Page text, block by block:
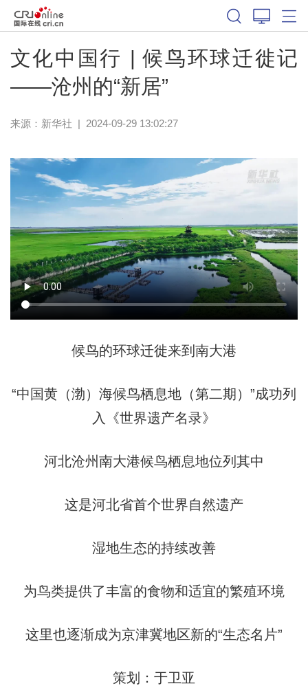
文化中国行 | 候鸟环球迁徙记
——沧州的“新居”
来源： 新华社 | 2024-09-29 13:02:27
候鸟的环球迁徙来到南大港
“中国黄（渤）海候鸟栖息地（第二期）”成功列
入《世界遗产名录》
河北沧州南大港候鸟栖息地位列其中
这是河北省首个世界自然遗产
湿地生态的持续改善
为鸟类提供了丰富的食物和适宜的繁殖环境
这里也逐渐成为京津冀地区新的“生态名片”
策划：于卫亚